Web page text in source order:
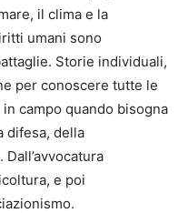
il clima e la
umani sono
Storie individuali,
per conoscere tutte le
campo quando bisogna
difesa, della
e poi